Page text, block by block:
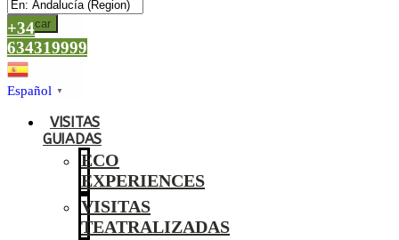
Buscar
+34
634319999
Español ▼
VISITAS
GUIADAS
ECO
EXPERIENCES
VISITAS
TEATRALIZADAS